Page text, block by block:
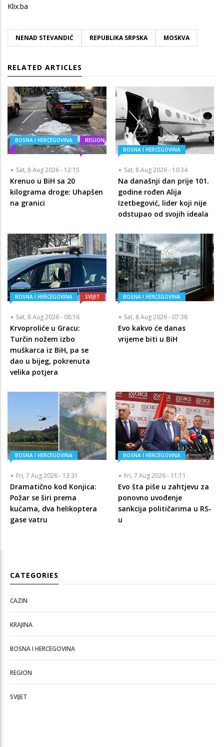
Klix.ba
NENAD STEVANDIĆ REPUBLIKA SRPSKA MOSKVA
RELATED ARTICLES
BOSNA I HERCEGOVINA REGION
Sat, 8 Aug 2026 - 12:15
Krenuo u BiH sa 20
kilograma droge: Uhapšen
na granici
BOSNA I HERCEGOVINA
Sat, 8 Aug 2026 - 10:34
Na današnji dan prije 101.
godine rođen Alija
Izetbegović, lider koji nije
odstupao od svojih ideala
BOSNA I HERCEGOVINA SVIJET
Sat, 8 Aug 2026 - 08:16
Krvoproliće u Gracu:
Turčin nožem izbo
muškarca iz BiH, pa se
dao u bijeg, pokrenuta
velika potjera
BOSNA I HERCEGOVINA
Sat, 8 Aug 2026 - 07:38
Evo kakvo će danas
vrijeme biti u BiH
BOSNA I HERCEGOVINA
Fri, 7 Aug 2026 - 13:31
Dramatično kod Konjica:
Požar se širi prema
kućama, dva helikoptera
gase vatru
BOSNA I HERCEGOVINA
Fri, 7 Aug 2026 - 11:11
Evo šta piše u zahtjevu za
ponovno uvođenje
sankcija političarima u RS-
u
CATEGORIES
CAZIN
KRAJINA
BOSNA I HERCEGOVINA
REGION
SVIJET